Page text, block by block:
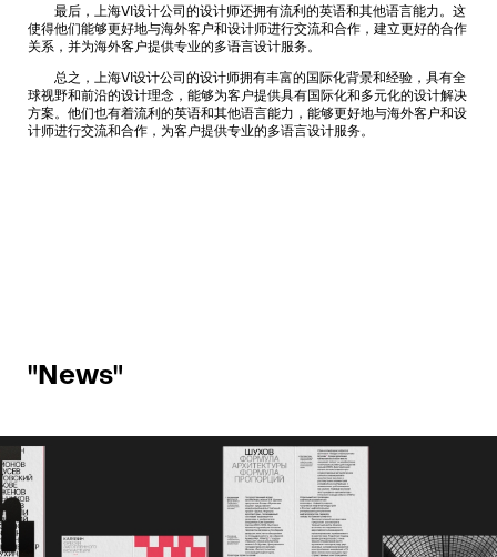
最后，上海VI设计公司的设计师还拥有流利的英语和其他语言能力。这
使得他们能够更好地与海外客户和设计师进行交流和合作，建立更好的合作
关系，并为海外客户提供专业的多语言设计服务。
总之，上海VI设计公司的设计师拥有丰富的国际化背景和经验，具有全
球视野和前沿的设计理念，能够为客户提供具有国际化和多元化的设计解决
方案。他们也有着流利的英语和其他语言能力，能够更好地与海外客户和设
计师进行交流和合作，为客户提供专业的多语言设计服务。
"News"